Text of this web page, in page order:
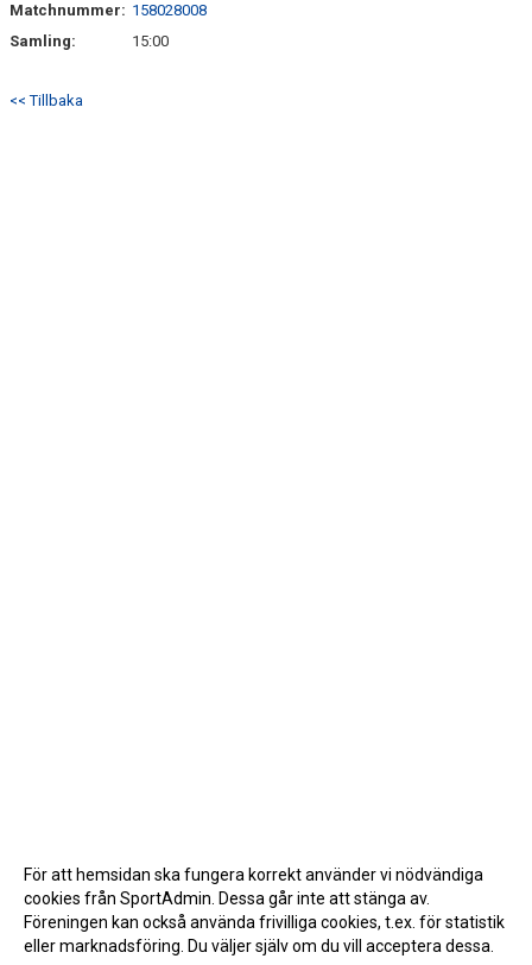
Matchnummer: 158028008
Samling:
15:00
<< Tillbaka
För att hemsidan ska fungera korrekt använder vi nödvändiga
cookies från SportAdmin. Dessa går inte att stänga av.
Föreningen kan också använda frivilliga cookies, t.ex. för statistik
eller marknadsföring. Du väljer själv om du vill acceptera dessa.